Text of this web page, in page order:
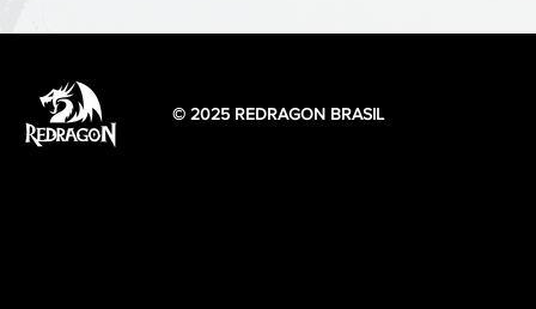
© 2025 REDRAGON BRASIL